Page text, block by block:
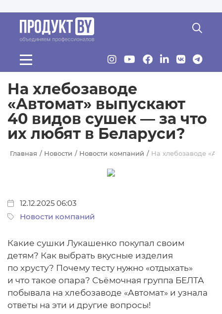
На хлебозаводе
«Автомат» выпускают
40 видов сушек — за что
их любят в Беларуси?
Главная Новости Новости компаний На хлебозаводе
12.12.2025 06:03
Новости компаний
Какие сушки Лукашенко покупал своим
детям? Как выбрать вкусные изделия
по хрусту? Почему тесту нужно «отдыхать»
и что такое опара? Съёмочная группа БЕЛТА
побывала на хлебозаводе «Автомат» и узнала
ответы на эти и другие вопросы!